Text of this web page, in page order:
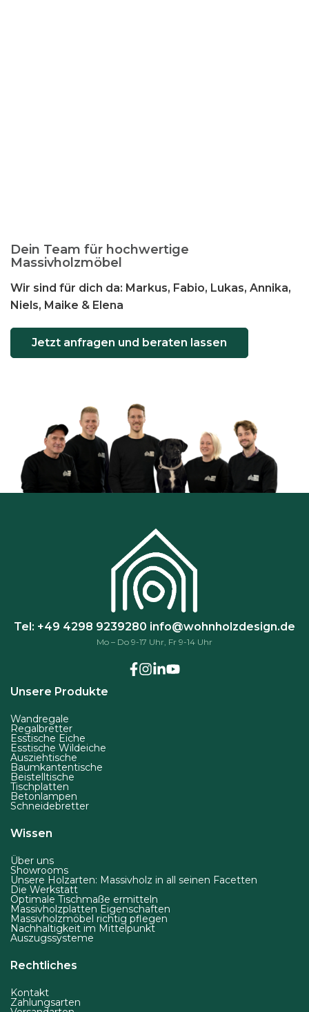
Dein Team für hochwertige
Massivholzmöbel
Wir sind für dich da: Markus, Fabio, Lukas, Annika,
Niels, Maike & Elena
Jetzt anfragen und beraten lassen
Tel: +49 4298 9239280 info@wohnholzdesign.de
Mo – Do 9-17 Uhr, Fr 9-14 Uhr
Unsere Produkte
Wandregale
Regalbretter
Esstische Eiche
Esstische Wildeiche
Ausziehtische
Baumkantentische
Beistelltische
Tischplatten
Betonlampen
Schneidebretter
Wissen
Über uns
Showrooms
Unsere Holzarten: Massivholz in all seinen Facetten
Die Werkstatt
Optimale Tischmaße ermitteln
Massivholzplatten Eigenschaften
Massivholzmöbel richtig pflegen
Nachhaltigkeit im Mittelpunkt
Auszugssysteme
Rechtliches
Kontakt
Zahlungsarten